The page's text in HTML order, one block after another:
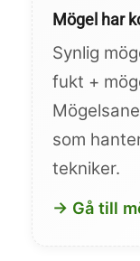
Mögel har
Synlig
fukt +
som
tekniker.
→ Gå till